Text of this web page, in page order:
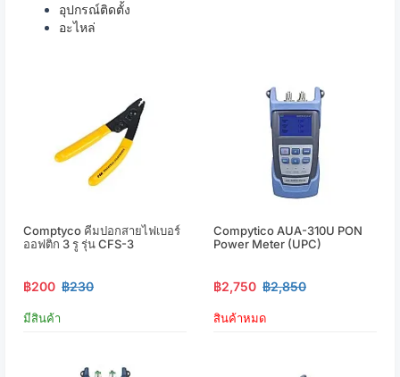
อุปกรณ์ติดตั้ง
อะไหล่
Comptyco คีมปอกสายไฟเบอร์
ออฟติก 3 รู รุ่น CFS-3
฿200 ฿230
มีสินค้า
Compytico AUA-310U PON
Power Meter (UPC)
฿2,750 ฿2,850
สินค้าหมด